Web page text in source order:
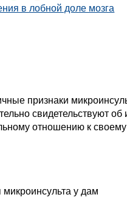
в лобной доле мозга
признаки
свидетельствуют
отношению к
у дам